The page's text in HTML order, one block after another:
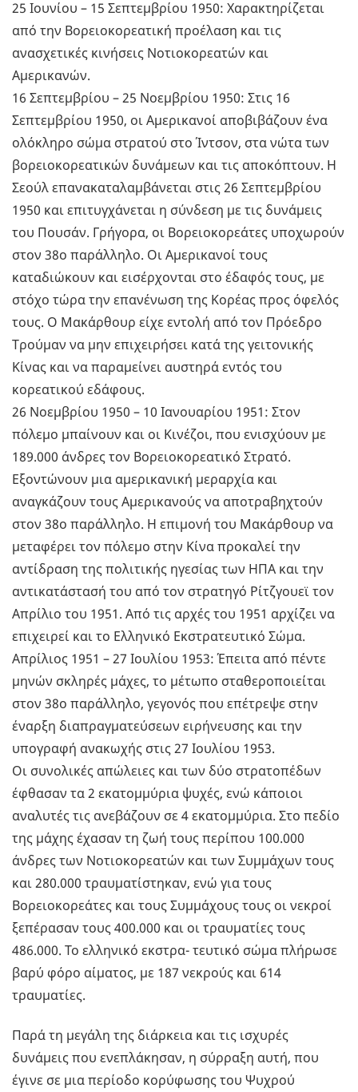
25 Ιουνίου – 15 Σεπτεμβρίου 1950: Χαρακτηρίζεται
από την Βορειοκορεατική προέλαση και τις
ανασχετικές κινήσεις Νοτιοκορεατών και
Αμερικανών.
16 Σεπτεμβρίου – 25 Νοεμβρίου 1950: Στις 16
Σεπτεμβρίου 1950, οι Αμερικανοί αποβιβάζουν ένα
ολόκληρο σώμα στρατού στο Ίντσον, στα νώτα των
βορειοκορεατικών δυνάμεων και τις αποκόπτουν. Η
Σεούλ επανακαταλαμβάνεται στις 26 Σεπτεμβρίου
1950 και επιτυγχάνεται η σύνδεση με τις δυνάμεις
του Πουσάν. Γρήγορα, οι Βορειοκορεάτες υποχωρούν
στον 38ο παράλληλο. Οι Αμερικανοί τους
καταδιώκουν και εισέρχονται στο έδαφός τους, με
στόχο τώρα την επανένωση της Κορέας προς όφελός
τους. Ο Μακάρθουρ είχε εντολή από τον Πρόεδρο
Τρούμαν να μην επιχειρήσει κατά της γειτονικής
Κίνας και να παραμείνει αυστηρά εντός του
κορεατικού εδάφους.
26 Νοεμβρίου 1950 – 10 Ιανουαρίου 1951: Στον
πόλεμο μπαίνουν και οι Κινέζοι, που ενισχύουν με
189.000 άνδρες τον Βορειοκορεατικό Στρατό.
Εξοντώνουν μια αμερικανική μεραρχία και
αναγκάζουν τους Αμερικανούς να αποτραβηχτούν
στον 38ο παράλληλο. Η επιμονή του Μακάρθουρ να
μεταφέρει τον πόλεμο στην Κίνα προκαλεί την
αντίδραση της πολιτικής ηγεσίας των ΗΠΑ και την
αντικατάστασή του από τον στρατηγό Ρίτζγουεϊ τον
Απρίλιο του 1951. Από τις αρχές του 1951 αρχίζει να
επιχειρεί και το Ελληνικό Εκστρατευτικό Σώμα.
Απρίλιος 1951 – 27 Ιουλίου 1953: Έπειτα από πέντε
μηνών σκληρές μάχες, το μέτωπο σταθεροποιείται
στον 38ο παράλληλο, γεγονός που επέτρεψε στην
έναρξη διαπραγματεύσεων ειρήνευσης και την
υπογραφή ανακωχής στις 27 Ιουλίου 1953.
Οι συνολικές απώλειες και των δύο στρατοπέδων
έφθασαν τα 2 εκατομμύρια ψυχές, ενώ κάποιοι
αναλυτές τις ανεβάζουν σε 4 εκατομμύρια. Στο πεδίο
της μάχης έχασαν τη ζωή τους περίπου 100.000
άνδρες των Νοτιοκορεατών και των Συμμάχων τους
και 280.000 τραυματίστηκαν, ενώ για τους
Βορειοκορεάτες και τους Συμμάχους τους οι νεκροί
ξεπέρασαν τους 400.000 και οι τραυματίες τους
486.000. Το ελληνικό εκστρα- τευτικό σώμα πλήρωσε
βαρύ φόρο αίματος, με 187 νεκρούς και 614
τραυματίες.
Παρά τη μεγάλη της διάρκεια και τις ισχυρές
δυνάμεις που ενεπλάκησαν, η σύρραξη αυτή, που
έγινε σε μια περίοδο κορύφωσης του Ψυχρού